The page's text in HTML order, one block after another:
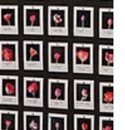
okunur
AI Sineması & AIFF ‘25